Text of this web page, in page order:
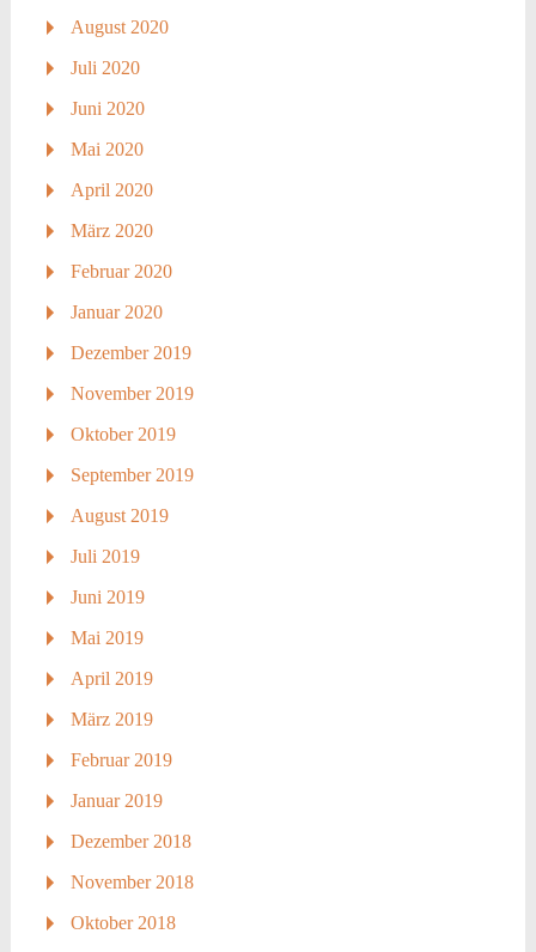
August 2020
Juli 2020
Juni 2020
Mai 2020
April 2020
März 2020
Februar 2020
Januar 2020
Dezember 2019
November 2019
Oktober 2019
September 2019
August 2019
Juli 2019
Juni 2019
Mai 2019
April 2019
März 2019
Februar 2019
Januar 2019
Dezember 2018
November 2018
Oktober 2018